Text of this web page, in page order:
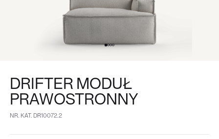
DRIFTER MODUŁ
PRAWOSTRONNY
NR. KAT. DR10072.2